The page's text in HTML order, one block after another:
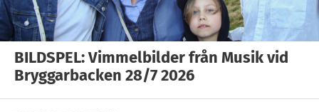
BILDSPEL: Vimmelbilder från Musik vid
Bryggarbacken 28/7 2026